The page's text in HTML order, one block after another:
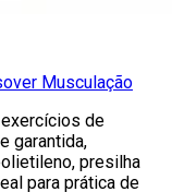
Musculação
de
garantida,
presilha
para prática de